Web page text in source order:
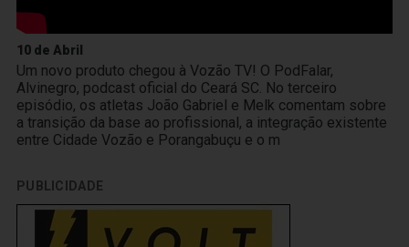
10 de Abril
Um novo produto chegou à Vozão TV! O PodFalar,
Alvinegro, podcast oficial do Ceará SC. No terceiro
episódio, os atletas João Gabriel e Melk comentam sobre
a transição da base ao profissional, a integração existente
entre Cidade Vozão e Porangabuçu e o m
PUBLICIDADE